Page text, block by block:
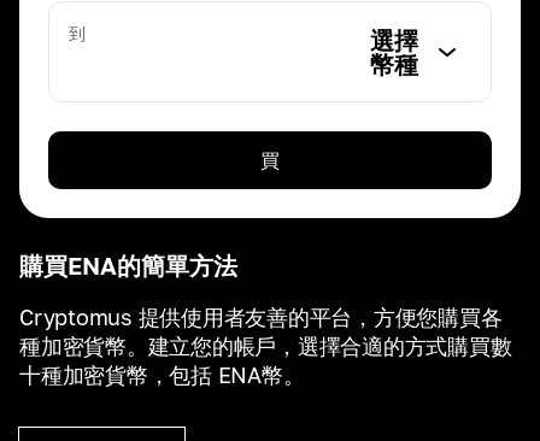
購買ENA的簡單方法
Cryptomus 提供使用者友善的平台，方便您購買各
種加密貨幣。建立您的帳戶，選擇合適的方式購買數
十種加密貨幣，包括 ENA幣。
到
選擇
幣種
買